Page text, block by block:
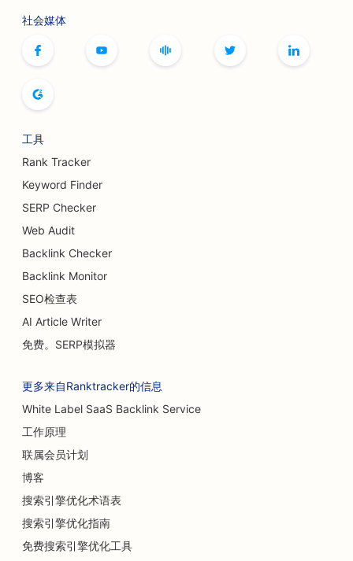
社会媒体
工具
Rank Tracker
Keyword Finder
SERP Checker
Web Audit
Backlink Checker
Backlink Monitor
SEO检查表
AI Article Writer
免费。SERP模拟器
更多来自Ranktracker的信息
White Label SaaS Backlink Service
工作原理
联属会员计划
博客
搜索引擎优化术语表
搜索引擎优化指南
免费搜索引擎优化工具